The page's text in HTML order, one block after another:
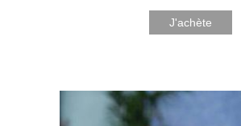
J'achète